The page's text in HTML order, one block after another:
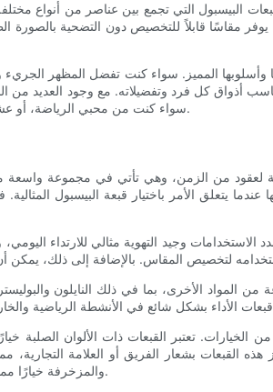
البيسبول التي تجمع بين عناصر من أنواع
مقاسًا قابلاً للتخصيص دون التضحية بالصورة
وأسلوبها المميز. سواء كنت تفضل المظهر
أذواق كل فرد وتفضيلاته. مع وجود العديد من
سواء كنت من محبي الرياضة، أو عشاق الموضة، أو ببساطة في حاجة إلى ملحق عملي، فهناك نوع من قبعات البيسبول مناسب لك تمامًا.
من الزمن، وهي تأتي في مجموعة واسعة من
يتعلق الأمر باختيار قبعة البيسبول
الاستخدامات وجيد التهوية مثالي للارتداء
المواد الأخرى، بما في ذلك النايلون
الخيارات. تعتبر القبعات ذات الألوان
القبعات بشعار الفريق أو العلامة
والمزخرفة خيارًا ممتعًا وعصريًا، مع تصميمات تتراوح من الخطوط الجريئة ونقاط البولكا إلى التمويه والمطبوعات الزهرية.